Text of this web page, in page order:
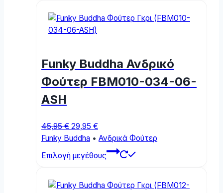
multiple
may
be
chosen
page
Funky Buddha Ανδρικό
Φούτερ FBM010-034-06-
ASH
45,95€ Original
price
45,95 €.
29,95 €Current
price
29,95 €.
Funky Buddha • Ανδρικά Φούτερ
Επιλογή μεγέθους
This
multiple